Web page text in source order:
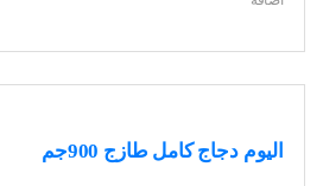
اليوم دجاج كامل طازج 900جم